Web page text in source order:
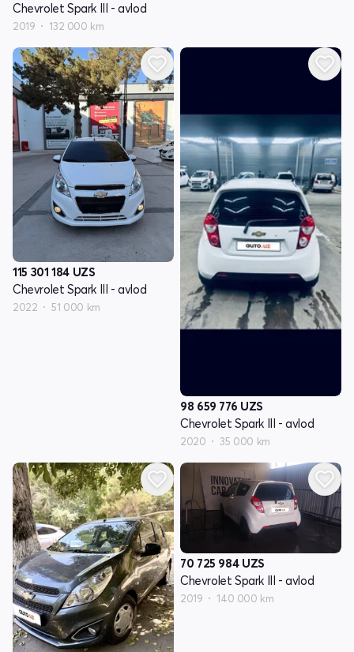
Chevrolet Spark III - avlod
2019 132 000 km
115 301 184 UZS
Chevrolet Spark III - avlod
2022 51 000 km
98 659 776 UZS
Chevrolet Spark III - avlod
2020 35 000 km
70 725 984 UZS
Chevrolet Spark III - avlod
2019 140 000 km